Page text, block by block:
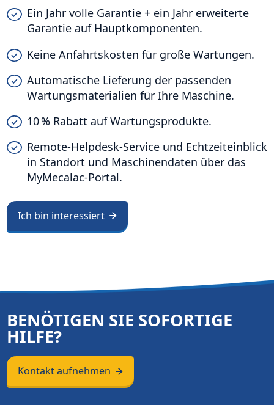
Ein Jahr volle Garantie + ein Jahr erweiterte
Garantie auf Hauptkomponenten.
Keine Anfahrtskosten für große Wartungen.
Automatische Lieferung der passenden
Wartungsmaterialien für Ihre Maschine.
10 % Rabatt auf Wartungsprodukte.
Remote-Helpdesk-Service und Echtzeiteinblick
in Standort und Maschinendaten über das
MyMecalac-Portal.
Ich bin interessiert
BENÖTIGEN SIE SOFORTIGE
HILFE?
Kontakt aufnehmen